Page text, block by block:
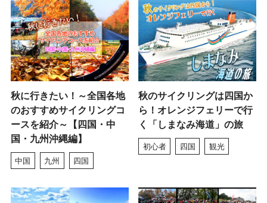
秋に行きたい！～全国各地
のおすすめサイクリングコ
ースを紹介～【四国・中
国・九州沖縄編】
中国 九州 四国
秋のサイクリングは四国か
ら！オレンジフェリーで行
く「しまなみ海道」の旅
初心者 四国 観光